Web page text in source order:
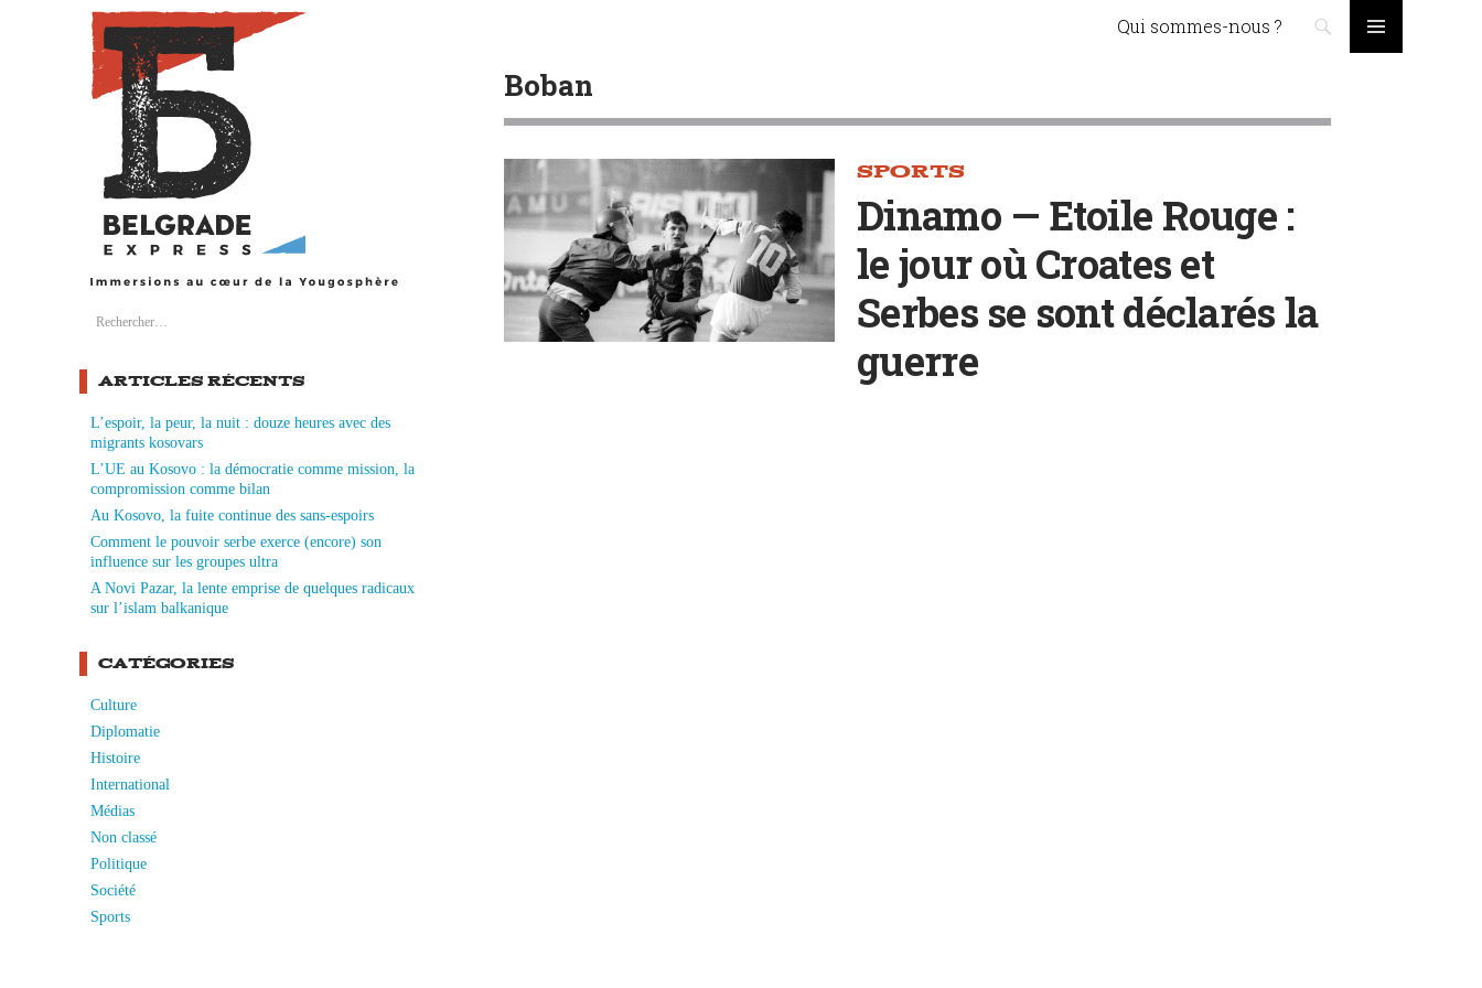
Search Qui sommes-nous ?
Rechercher :
ARTICLES RÉCENTS
L’espoir, la peur, la nuit : douze heures avec des
migrants kosovars
L’UE au Kosovo : la démocratie comme mission, la
compromission comme bilan
Au Kosovo, la fuite continue des sans-espoirs
Comment le pouvoir serbe exerce (encore) son
influence sur les groupes ultra
A Novi Pazar, la lente emprise de quelques radicaux
sur l’islam balkanique
CATÉGORIES
Culture
Diplomatie
Histoire
International
Médias
Non classé
Politique
Société
Sports
Boban
SPORTS
Dinamo — Etoile Rouge :
le jour où Croates et
Serbes se sont déclarés la
guerre